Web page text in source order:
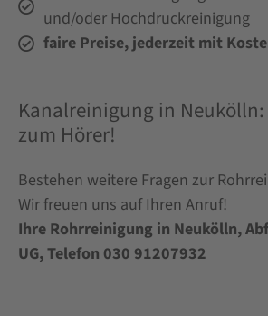
und/oder Hochdruckreinigung
faire Preise, jederzeit mit
Kanalreinigung in Neukölln:
zum Hörer!
Bestehen weitere Fragen zur
Wir freuen uns auf Ihren Anruf!
Ihre Rohrreinigung in Neukölln,
UG, Telefon 030 91207932